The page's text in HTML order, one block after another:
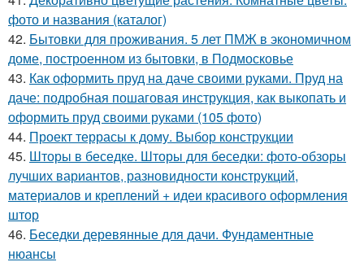
фото и названия (каталог)
42. Бытовки для проживания. 5 лет ПМЖ в экономичном
доме, построенном из бытовки, в Подмосковье
43. Как оформить пруд на даче своими руками. Пруд на
даче: подробная пошаговая инструкция, как выкопать и
оформить пруд своими руками (105 фото)
44. Проект террасы к дому. Выбор конструкции
45. Шторы в беседке. Шторы для беседки: фото-обзоры
лучших вариантов, разновидности конструкций,
материалов и креплений + идеи красивого оформления
штор
46. Беседки деревянные для дачи. Фундаментные
нюансы